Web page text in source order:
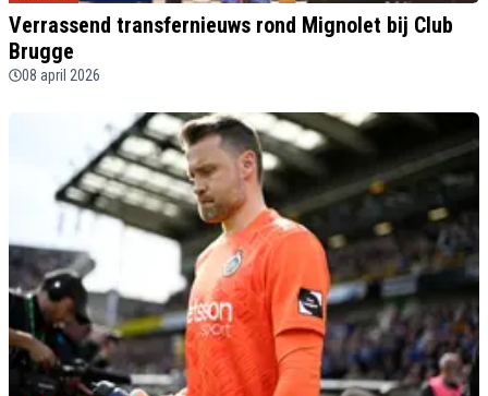
Verrassend transfernieuws rond Mignolet bij Club
Brugge
08 april 2026